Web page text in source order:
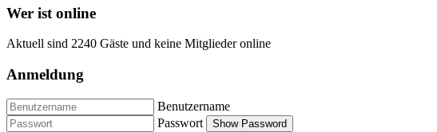
Wer ist online
Aktuell sind 2240 Gäste und keine Mitglieder online
Anmeldung
Benutzername
Passwort
Show Password